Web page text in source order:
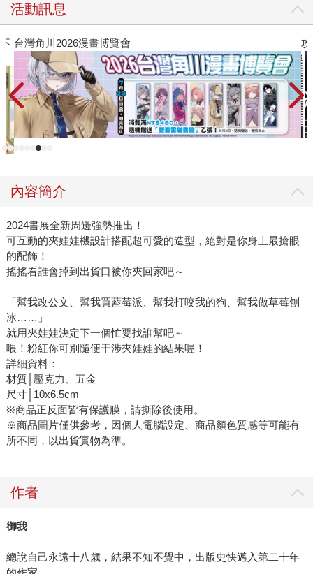
活動訊息
台灣角川2026漫畫博覽會
內容簡介
2024書展全新周邊強勢推出！
可互動的夾娃娃機設計搭配超可愛的造型，絕對是你身上最搶眼
的配飾！
搖搖看誰會掉到出貨口被你夾回家吧～
「幫我改公文、幫我買藍莓派、幫我打咬我的狗、幫我做草莓刨
冰……」
就用夾娃娃決定下一個忙要找誰幫吧～
喂！粉紅你可別隨便干涉夾娃娃的結果喔！
詳細資料：
材質│壓克力、五金
尺寸│10x6.5cm
※商品正反面皆有保護膜，請撕除後使用。
※商品圖片僅供參考，因個人電腦設定、商品顏色質感等可能有
所不同，以出貨實物為準。
作者
御我
總說自己永遠十八歲，結果不知不覺中，出版史快邁入第二十年